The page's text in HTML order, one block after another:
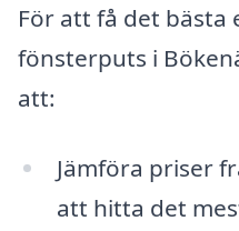
För att få det bästa
fönsterputs i
att:
Jämföra priser
att hitta det